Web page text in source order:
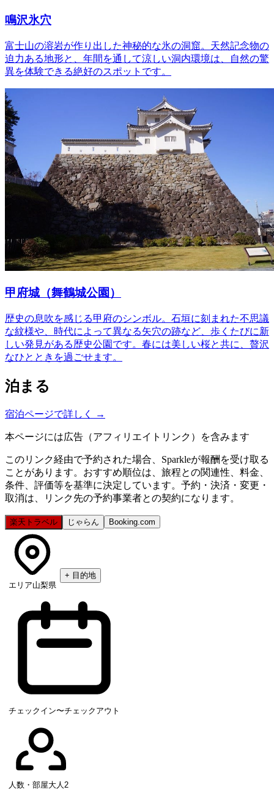
鳴沢氷穴
富士山の溶岩が作り出した神秘的な氷の洞窟。天然記念物の
迫力ある地形と、年間を通して涼しい洞内環境は、自然の驚
異を体験できる絶好のスポットです。
甲府城（舞鶴城公園）
歴史の息吹を感じる甲府のシンボル。石垣に刻まれた不思議
な紋様や、時代によって異なる矢穴の跡など、歩くたびに新
しい発見がある歴史公園です。春には美しい桜と共に、贅沢
なひとときを過ごせます。
泊まる
宿泊ページで詳しく →
本ページには広告（アフィリエイトリンク）を含みます
このリンク経由で予約された場合、Sparkleが報酬を受け取る
ことがあります。おすすめ順位は、旅程との関連性、料金、
条件、評価等を基準に決定しています。予約・決済・変更・
取消は、リンク先の予約事業者との契約になります。
楽天トラベル じゃらん Booking.com
エリア山梨県
+ 目的地
チェックイン〜チェックアウト
人数・部屋大人2